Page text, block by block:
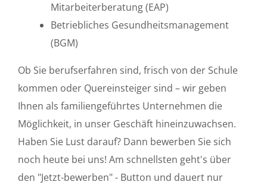
Mitarbeiterberatung (EAP)
Betriebliches Gesundheitsmanagement
(BGM)
Ob Sie berufserfahren sind, frisch von der Schule
kommen oder Quereinsteiger sind – wir geben
Ihnen als familiengeführtes Unternehmen die
Möglichkeit, in unser Geschäft hineinzuwachsen.
Haben Sie Lust darauf? Dann bewerben Sie sich
noch heute bei uns! Am schnellsten geht's über
den "Jetzt-bewerben" - Button und dauert nur